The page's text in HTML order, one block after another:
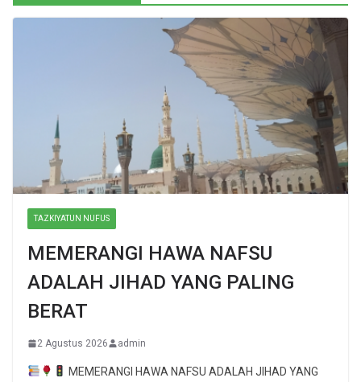
TAZKIYATUN NUFUS
MEMERANGI HAWA NAFSU
ADALAH JIHAD YANG PALING
BERAT
2 Agustus 2026 admin
MEMERANGI HAWA NAFSU ADALAH JIHAD YANG